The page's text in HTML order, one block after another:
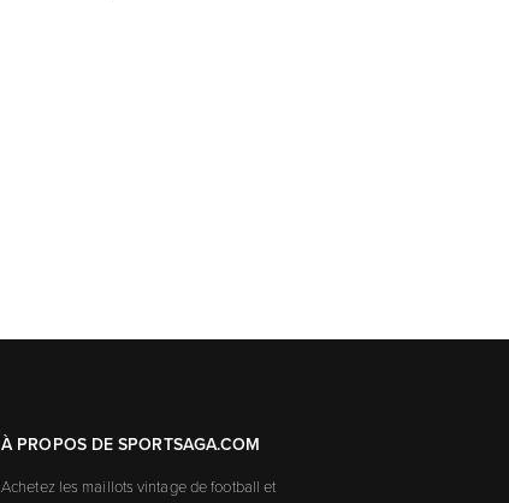
À PROPOS DE SPORTSAGA.COM
Achetez les maillots vintage de football et